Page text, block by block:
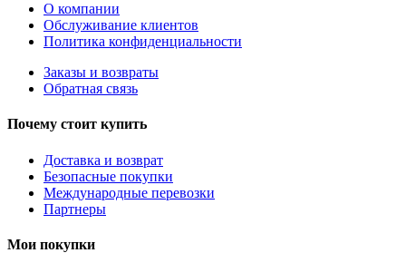
О компании
Обслуживание клиентов
Политика конфиденциальности
Заказы и возвраты
Обратная связь
Почему стоит купить
Доставка и возврат
Безопасные покупки
Международные перевозки
Партнеры
Мои покупки